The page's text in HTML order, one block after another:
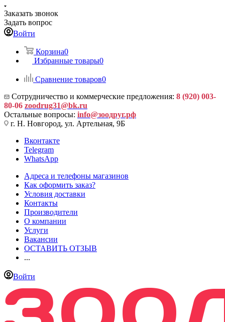
Заказать звонок
Задать вопрос
Войти
Корзина0
Избранные товары0
Сравнение товаров0
Сотрудничество и коммерческие предложения: 8 (920) 003-
80-06 zoodrug31@bk.ru
Остальные вопросы: info@зоодруг.рф
г. Н. Новгород, ул. Артельная, 9Б
Вконтакте
Telegram
WhatsApp
Адреса и телефоны магазинов
Как оформить заказ?
Условия доставки
Контакты
Производители
О компании
Услуги
Вакансии
ОСТАВИТЬ ОТЗЫВ
...
Войти